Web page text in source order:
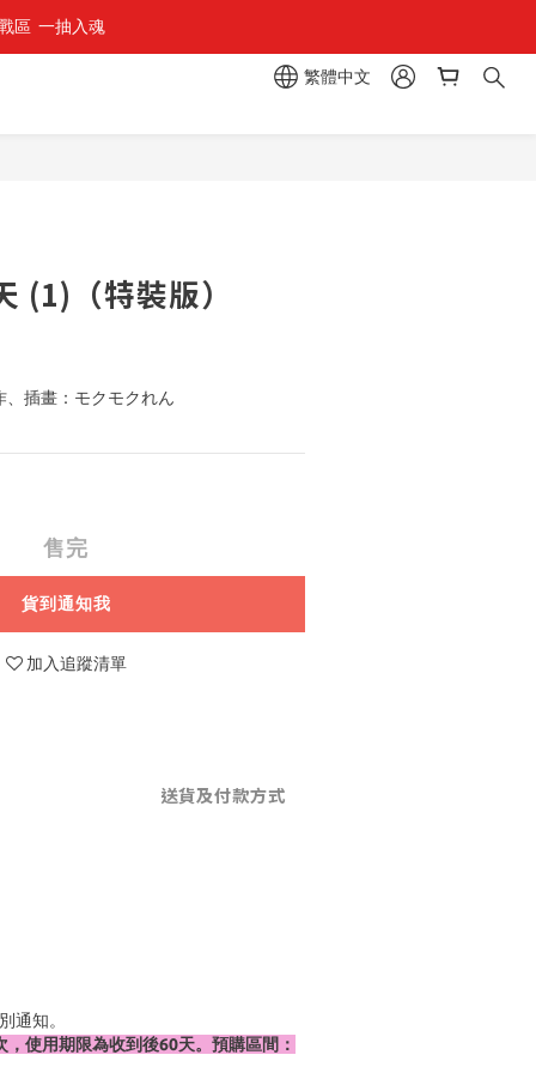
區  一抽入魂
繁體中文
(1)（特裝版）
、插畫：モクモクれん
售完
貨到通知我
加入追蹤清單
送貨及付款方式
通知。
使用期限為收到後60天。預購區間：